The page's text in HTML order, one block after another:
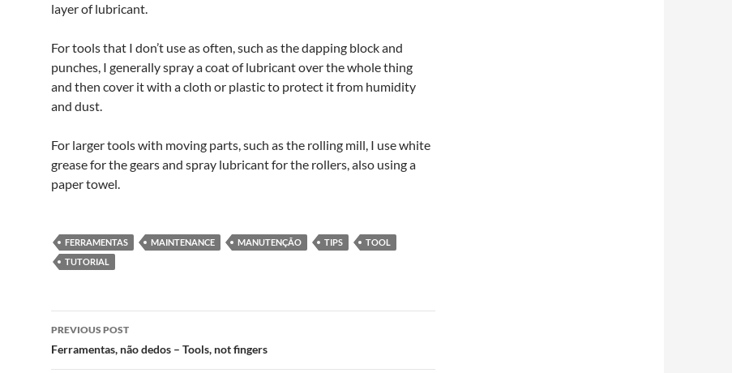
layer of lubricant.
For tools that I don’t use as often, such as the dapping block and
punches, I generally spray a coat of lubricant over the whole thing
and then cover it with a cloth or plastic to protect it from humidity
and dust.
For larger tools with moving parts, such as the rolling mill, I use white
grease for the gears and spray lubricant for the rollers, also using a
paper towel.
FERRAMENTAS MAINTENANCE MANUTENÇÃO TIPS
TOOL
TUTORIAL
Post
navigation
PREVIOUS POST
Ferramentas, não dedos – Tools, not fingers